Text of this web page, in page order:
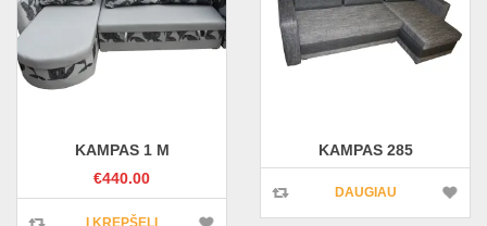
KAMPAS 1 M
€440.00
Į KREPŠELĮ
KAMPAS 285
DAUGIAU